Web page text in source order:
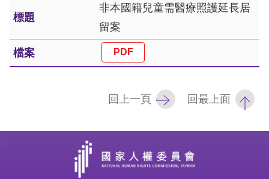
資
開
非本國籍兒童需醫療照護延長居
留案
回上一頁 回最上面